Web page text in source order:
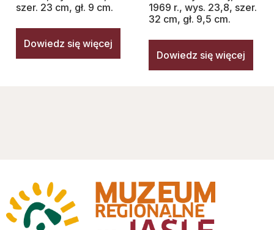
szer. 23 cm, gł. 9 cm.
Dowiedz się więcej
1969 r., wys. 23,8, szer.
32 cm, gł. 9,5 cm.
Dowiedz się więcej